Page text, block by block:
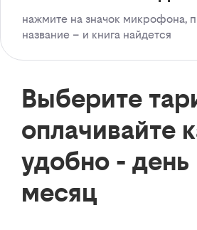
нажмите на значок микрофона,
название – и книга найдется
Выберите
оплачивайте
удобно - день
месяц